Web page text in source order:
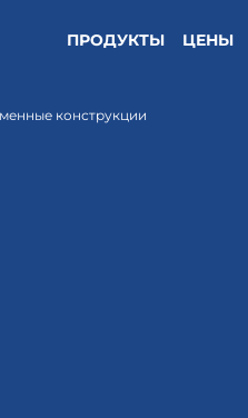
ПРОДУКТЫ ЦЕНЫ
конструкции